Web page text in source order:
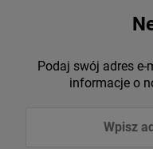
Podaj swój adres
informacje o